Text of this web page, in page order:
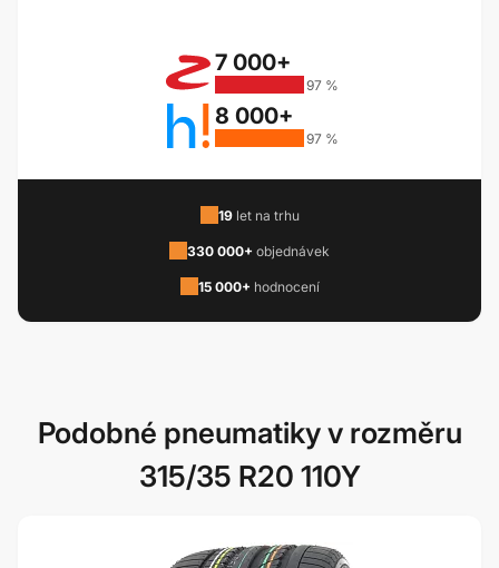
7 000+
97 %
8 000+
97 %
19let na trhu
330 000+ objednávek
15 000+ hodnocení
Podobné pneumatiky v rozměru
315/35 R20 110Y